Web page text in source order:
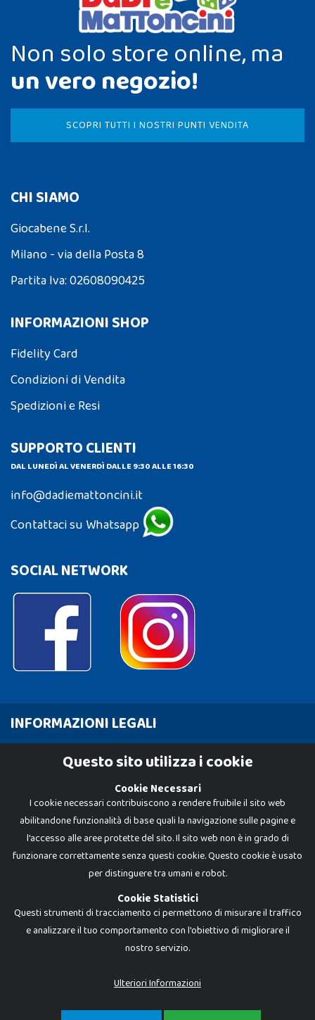
Non solo store online, ma
un vero negozio!
SCOPRI TUTTI I NOSTRI PUNTI VENDITA
CHI SIAMO
Giocabene S.r.l.
Milano - via della Posta 8
Partita Iva: 02608090425
INFORMAZIONI SHOP
Fidelity Card
Condizioni di Vendita
Spedizioni e Resi
SUPPORTO CLIENTI
DAL LUNEDÌ AL VENERDÌ DALLE 9:30 ALLE 16:30
info@dadiemattoncini.it
Contattaci su Whatsapp
SOCIAL NETWORK
INFORMAZIONI LEGALI
Cookie Policy
Dadi e Mattoncini è un brand di Giocabene Srl. Ogni riproduzione o utilizzo non
I prezzi e le promozioni pubblicate potrebbero differire da quanto esposto in
P.IVA 02608090425 - REA AN201199 - C.S. 10.000 i.v.
Questo sito utilizza i cookie
Cookie Necessari
I cookie necessari contribuiscono a rendere fruibile il sito web
abilitandone funzionalità di base quali la navigazione sulle pagine e
l'accesso alle aree protette del sito. Il sito web non è in grado di
funzionare correttamente senza questi cookie. Questo cookie è usato
per distinguere tra umani e robot.
Cookie Statistici
Questi strumenti di tracciamento ci permettono di misurare il traffico
e analizzare il tuo comportamento con l'obiettivo di migliorare il
nostro servizio.
Ulteriori Informazioni